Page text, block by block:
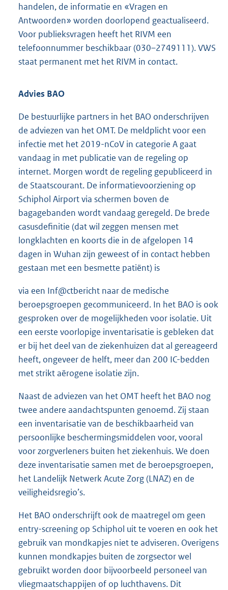
handelen, de informatie en «Vragen en
Antwoorden» worden doorlopend geactualiseerd.
Voor publieksvragen heeft het RIVM een
telefoonnummer beschikbaar (030–2749111). VWS
staat permanent met het RIVM in contact.
Advies BAO
De bestuurlijke partners in het BAO onderschrijven
de adviezen van het OMT. De meldplicht voor een
infectie met het 2019-nCoV in categorie A gaat
vandaag in met publicatie van de regeling op
internet. Morgen wordt de regeling gepubliceerd in
de Staatscourant. De informatievoorziening op
Schiphol Airport via schermen boven de
bagagebanden wordt vandaag geregeld. De brede
casusdefinitie (dat wil zeggen mensen met
longklachten en koorts die in de afgelopen 14
dagen in Wuhan zijn geweest of in contact hebben
gestaan met een besmette patiënt) is
via een Inf@ctbericht naar de medische
beroepsgroepen gecommuniceerd. In het BAO is ook
gesproken over de mogelijkheden voor isolatie. Uit
een eerste voorlopige inventarisatie is gebleken dat
er bij het deel van de ziekenhuizen dat al gereageerd
heeft, ongeveer de helft, meer dan 200 IC-bedden
met strikt aërogene isolatie zijn.
Naast de adviezen van het OMT heeft het BAO nog
twee andere aandachtspunten genoemd. Zij staan
een inventarisatie van de beschikbaarheid van
persoonlijke beschermingsmiddelen voor, vooral
voor zorgverleners buiten het ziekenhuis. We doen
deze inventarisatie samen met de beroepsgroepen,
het Landelijk Netwerk Acute Zorg (LNAZ) en de
veiligheidsregio’s.
Het BAO onderschrijft ook de maatregel om geen
entry-screening op Schiphol uit te voeren en ook het
gebruik van mondkapjes niet te adviseren. Overigens
kunnen mondkapjes buiten de zorgsector wel
gebruikt worden door bijvoorbeeld personeel van
vliegmaatschappijen of op luchthavens. Dit